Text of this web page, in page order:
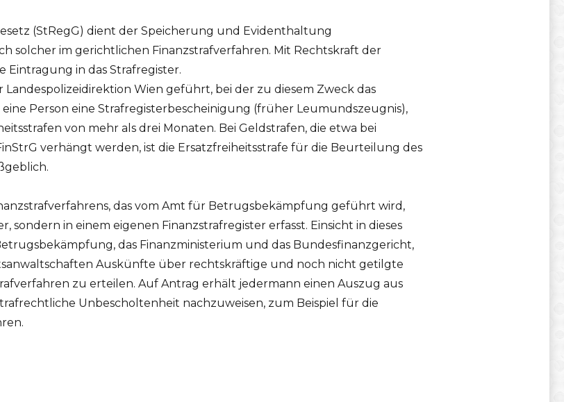
(StRegG) dient der Speicherung und Evidenthaltung
solcher im gerichtlichen Finanzstrafverfahren. Mit Rechtskraft der
in das Strafregister.
Wien geführt, bei der zu diesem Zweck das
Person eine Strafregisterbescheinigung (früher Leumundszeugnis),
von mehr als drei Monaten. Bei Geldstrafen, die etwa bei
verhängt werden, ist die Ersatzfreiheitsstrafe für die Beurteilung des
das vom Amt für Betrugsbekämpfung geführt wird,
in einem eigenen Finanzstrafregister erfasst. Einsicht in dieses
das Finanzministerium und das Bundesfinanzgericht,
Auskünfte über rechtskräftige und noch nicht getilgte
zu erteilen. Auf Antrag erhält jedermann einen Auszug aus
Unbescholtenheit nachzuweisen, zum Beispiel für die